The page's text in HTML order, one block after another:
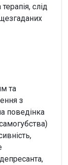
слід
та
з
поведінка